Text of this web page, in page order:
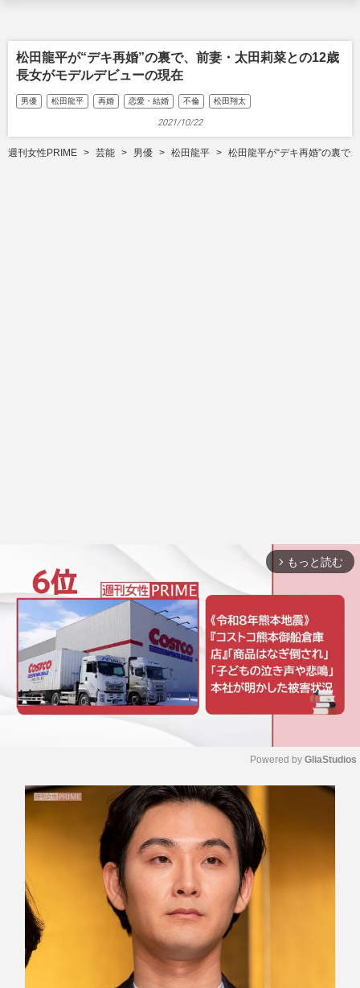
松田龍平が“デキ再婚”の裏で、前妻・太田莉菜との12歳
長女がモデルデビューの現在
男優 松田龍平 再婚 恋愛・結婚 不倫 松田翔太
2021/10/22
週刊女性PRIME 芸能 男優 松田龍平 松田龍平が“デキ再婚”の裏で
arrow_forward_ios もっと読む
Powered by GliaStudios